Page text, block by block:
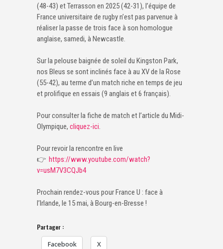
(48-43) et Terrasson en 2025 (42-31), l’équipe de
France universitaire de rugby n’est pas parvenue à
réaliser la passe de trois face à son homologue
anglaise, samedi, à Newcastle.
Sur la pelouse baignée de soleil du Kingston Park,
nos Bleus se sont inclinés face à au XV de la Rose
(55-42), au terme d’un match riche en temps de jeu
et prolifique en essais (9 anglais et 6 français).
Pour consulter la fiche de match et l’article du Midi-
Olympique, cliquez-ici
Pour revoir la rencontre en live
👉 https://www.youtube.com/watch?
v=usM7V3CQJb4
Prochain rendez-vous pour France U : face à
l’Irlande, le 15 mai, à Bourg-en-Bresse !
Partager :
Facebook X